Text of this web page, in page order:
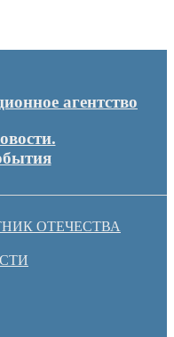
агентство
ОТЕЧЕСТВА